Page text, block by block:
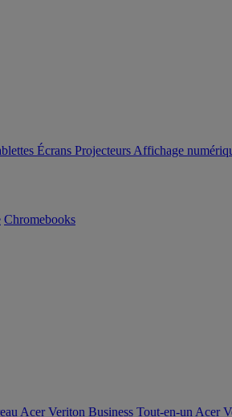
Écrans Projecteurs Affichage
Chromebooks
Acer Veriton Business Tout-en-un Acer